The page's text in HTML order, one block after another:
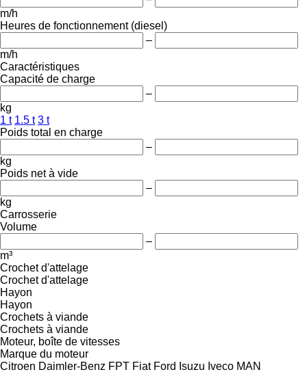
m/h
Heures de fonctionnement (diesel)
–
m/h
Caractéristiques
Capacité de charge
–
kg
1 t 1.5 t 3 t
Poids total en charge
–
kg
Poids net à vide
–
kg
Carrosserie
Volume
–
m³
Crochet d'attelage
Crochet d'attelage
Hayon
Hayon
Crochets à viande
Crochets à viande
Moteur, boîte de vitesses
Marque du moteur
Citroen Daimler-Benz FPT Fiat Ford Isuzu Iveco MAN